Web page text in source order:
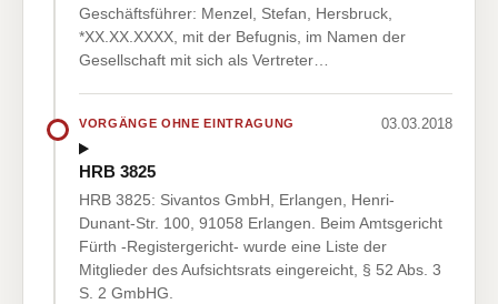
Geschäftsführer: Menzel, Stefan, Hersbruck,
*XX.XX.XXXX, mit der Befugnis, im Namen der
Gesellschaft mit sich als Vertreter…
VORGÄNGE OHNE EINTRAGUNG 03.03.2018
HRB 3825
HRB 3825: Sivantos GmbH, Erlangen, Henri-
Dunant-Str. 100, 91058 Erlangen. Beim Amtsgericht
Fürth -Registergericht- wurde eine Liste der
Mitglieder des Aufsichtsrats eingereicht, § 52 Abs. 3
S. 2 GmbHG.